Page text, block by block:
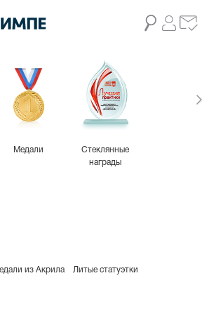
Медали
Стеклянные
награды
из Акрила Литые статуэтки